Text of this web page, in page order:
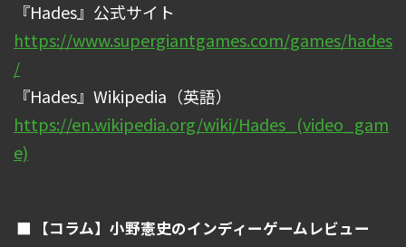
『Hades』公式サイト
https://www.supergiantgames.com/games/hades
/
『Hades』Wikipedia（英語）
https://en.wikipedia.org/wiki/Hades_(video_gam
e)
【コラム】小野憲史のインディーゲームレビュー